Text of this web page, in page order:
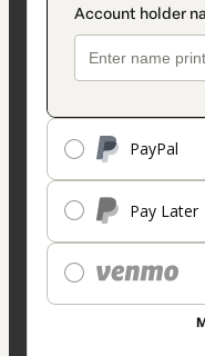
PayPal
Pay Later